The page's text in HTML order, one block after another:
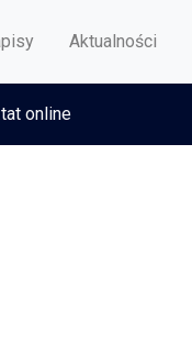
Aktualności
online